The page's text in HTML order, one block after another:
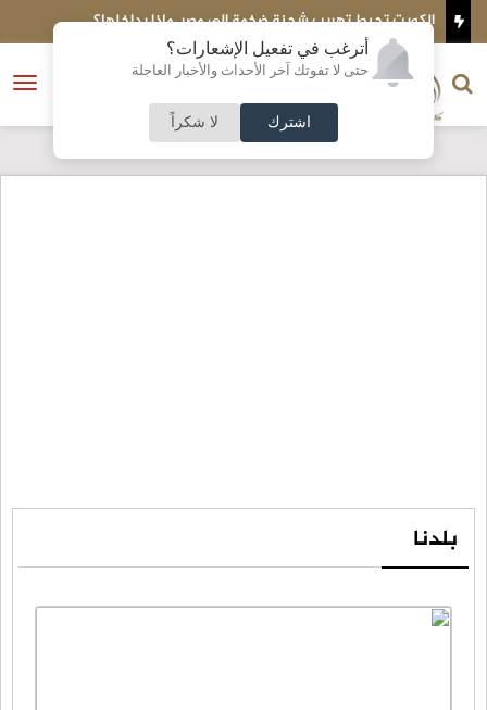
أترغب في تفعيل الإشعارات؟
حتى لا تفوتك آخر الأحداث والأخبار العاجلة
اشترك لا شكراً
الكويت تحبط تهريب شحنة ضخمة إلى مصر..ماذا بداخلها؟
فتح
الناشر و رئيس التحرير
النسخة الكاملة
بلدنا